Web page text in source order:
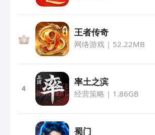
王者传奇
网络游戏| 52.22MB
4
率土之滨
经营策略 | 1.86GB
蜀门